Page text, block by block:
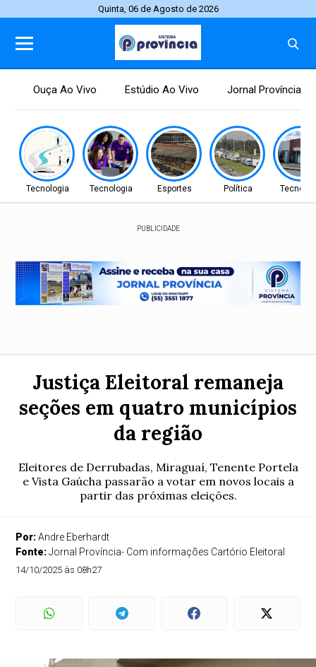
Quinta, 06 de Agosto de 2026
Ouça Ao Vivo Estúdio Ao Vivo Jornal Província
Tecnologia Tecnologia Esportes Política
PUBLICIDADE
Justiça Eleitoral remaneja
seções em quatro municípios
da região
Eleitores de Derrubadas, Miraguaí, Tenente Portela
e Vista Gaúcha passarão a votar em novos locais a
partir das próximas eleições.
Por:Andre Eberhardt
Fonte:Jornal Província- Com informações Cartório Eleitoral
14/10/2025 às 08h27